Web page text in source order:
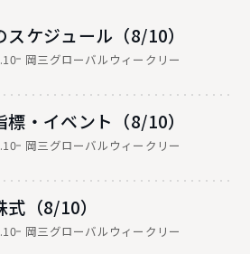
スケジュール（8/10）
岡三グローバルウィークリー
標・イベント（8/10）
岡三グローバルウィークリー
式（8/10）
岡三グローバルウィークリー